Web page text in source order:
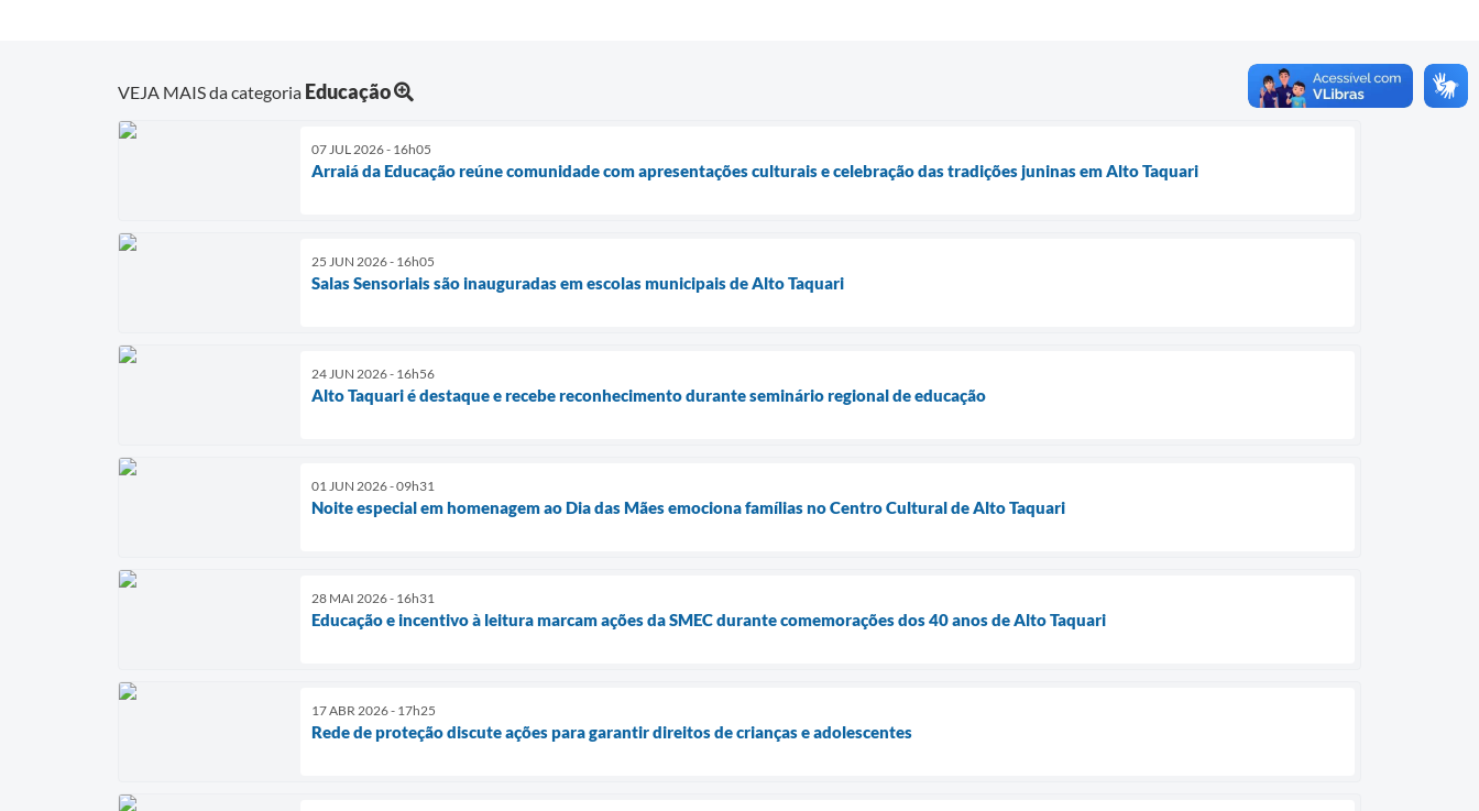
VEJA MAIS da categoria Educação
07 JUL 2026 - 16h05
Arraiá da Educação reúne comunidade com apresentações culturais e celebração das tradições juninas em Alto Taquari
25 JUN 2026 - 16h05
Salas Sensoriais são inauguradas em escolas municipais de Alto Taquari
24 JUN 2026 - 16h56
Alto Taquari é destaque e recebe reconhecimento durante seminário regional de educação
01 JUN 2026 - 09h31
Noite especial em homenagem ao Dia das Mães emociona famílias no Centro Cultural de Alto Taquari
28 MAI 2026 - 16h31
Educação e incentivo à leitura marcam ações da SMEC durante comemorações dos 40 anos de Alto Taquari
17 ABR 2026 - 17h25
Rede de proteção discute ações para garantir direitos de crianças e adolescentes